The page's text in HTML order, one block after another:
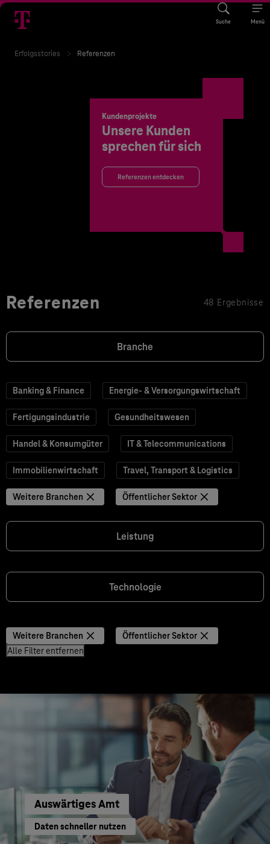
Suche Menü
Erfolgsstories Referenzen
Kundenprojekte
Unsere Kunden
sprechen für sich
Referenzen entdecken
Referenzen 48 Ergebnisse
Branche
Banking & Finance Energie- & Versorgungswirtschaft
Fertigungsindustrie Gesundheitswesen
Handel & Konsumgüter IT & Telecommunications
Immobilienwirtschaft Travel, Transport & Logistics
Weitere Branchen Öffentlicher Sektor
Leistung
Technologie
Weitere Branchen
Öffentlicher Sektor
Alle Filter entfernen
Auswärtiges Amt
Daten schneller nutzen